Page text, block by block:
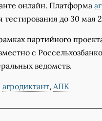
онлайн. Платформа
до 30 мая
партийного
с
ведомств.
агродиктант, АПК